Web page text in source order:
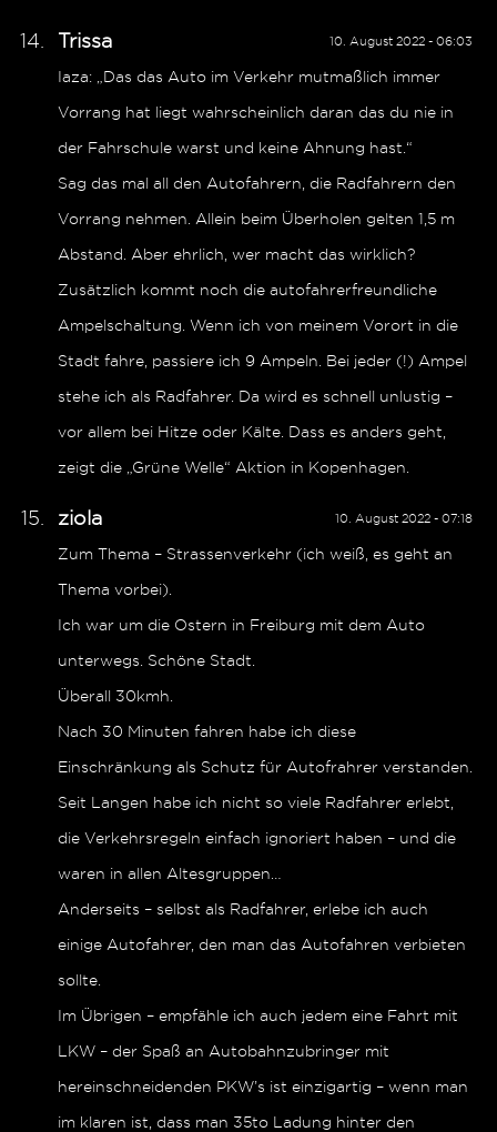
10. August 2022 - 06:03
Trissa
Iaza: „Das das Auto im Verkehr mutmaßlich immer
Vorrang hat liegt wahrscheinlich daran das du nie in
der Fahrschule warst und keine Ahnung hast.“
Sag das mal all den Autofahrern, die Radfahrern den
Vorrang nehmen. Allein beim Überholen gelten 1,5 m
Abstand. Aber ehrlich, wer macht das wirklich?
Zusätzlich kommt noch die autofahrerfreundliche
Ampelschaltung. Wenn ich von meinem Vorort in die
Stadt fahre, passiere ich 9 Ampeln. Bei jeder (!) Ampel
stehe ich als Radfahrer. Da wird es schnell unlustig –
vor allem bei Hitze oder Kälte. Dass es anders geht,
zeigt die „Grüne Welle“ Aktion in Kopenhagen.
10. August 2022 - 07:18
ziola
Zum Thema – Strassenverkehr (ich weiß, es geht an
Thema vorbei).
Ich war um die Ostern in Freiburg mit dem Auto
unterwegs. Schöne Stadt.
Überall 30kmh.
Nach 30 Minuten fahren habe ich diese
Einschränkung als Schutz für Autofrahrer verstanden.
Seit Langen habe ich nicht so viele Radfahrer erlebt,
die Verkehrsregeln einfach ignoriert haben – und die
waren in allen Altesgruppen…
Anderseits – selbst als Radfahrer, erlebe ich auch
einige Autofahrer, den man das Autofahren verbieten
sollte.
Im Übrigen – empfähle ich auch jedem eine Fahrt mit
LKW – der Spaß an Autobahnzubringer mit
hereinschneidenden PKW’s ist einzigartig – wenn man
im klaren ist, dass man 35to Ladung hinter den